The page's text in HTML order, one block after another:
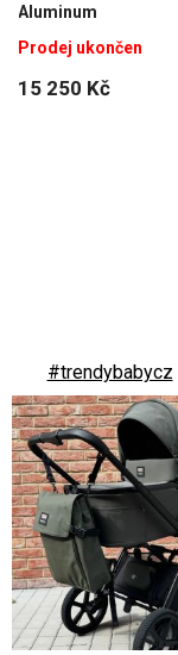
Aluminum
15 250 Kč
Prodej ukončen
#trendybabycz